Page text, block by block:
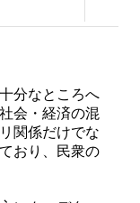
分なところへ
会・経済の混
関係だけでな
おり、民衆の